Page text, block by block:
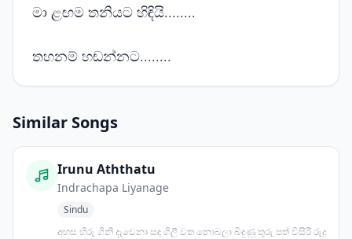
මා ළඟම තනියට හිඳියි........
තහනම් හඬන්නට........
Similar Songs
Irunu Aththatu
Indrachapa Liyanage
Sindu
අහස හිරු ගිනි දැවෙනා සඳ ගිලී වත නොබලා බිඳුණු තුරු පත් විසිරී රුදු